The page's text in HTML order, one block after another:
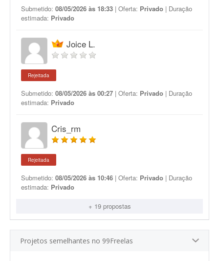
Submetido: 08/05/2026 às 18:33 | Oferta: Privado | Duração
estimada: Privado
Joice L.
Rejeitada
Submetido: 08/05/2026 às 00:27 | Oferta: Privado | Duração
estimada: Privado
Cris_rm
Rejeitada
Submetido: 08/05/2026 às 10:46 | Oferta: Privado | Duração
estimada: Privado
+ 19 propostas
Projetos semelhantes no 99Freelas